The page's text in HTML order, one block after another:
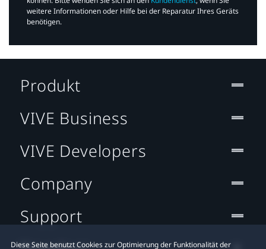
weitere Informationen oder Hilfe bei der Reparatur Ihres Geräts
benötigen.​
Diese Seite benutzt Cookies zur Optimierung der Funktionalität der
Produkt
VIVE Business
VIVE Developers
Company
Support